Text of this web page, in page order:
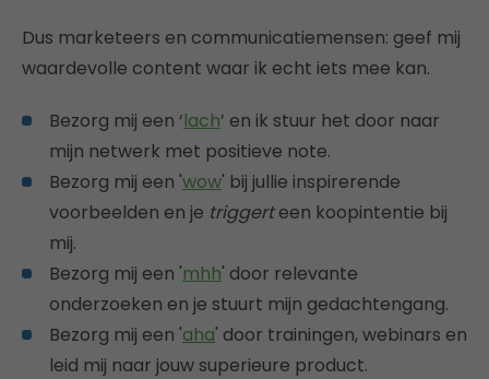
Dus marketeers en communicatiemensen: geef mij
waardevolle content waar ik echt iets mee kan.
Bezorg mij een ‘lach’ en ik stuur het door naar
mijn netwerk met positieve note.
Bezorg mij een 'wow' bij jullie inspirerende
voorbeelden en je triggerteen koopintentie bij
mij.
Bezorg mij een 'mhh' door relevante
onderzoeken en je stuurt mijn gedachtengang.
Bezorg mij een 'aha' door trainingen, webinars en
leid mij naar jouw superieure product.